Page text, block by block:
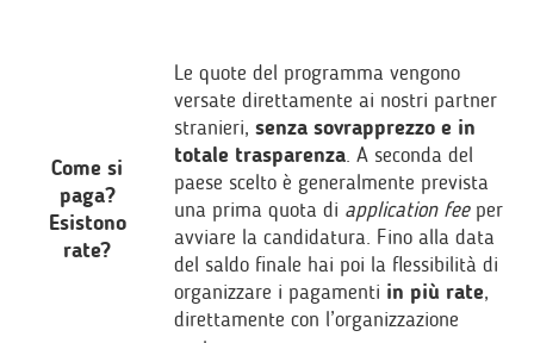
Come si
paga?
Esistono
rate?
Le quote del programma vengono
versate direttamente ai nostri partner
stranieri, senza sovrapprezzo e in
totale trasparenza. A seconda del
paese scelto è generalmente prevista
una prima quota di application feeper
avviare la candidatura. Fino alla data
del saldo finale hai poi la flessibilità di
organizzare i pagamenti in più rate,
direttamente con l’organizzazione